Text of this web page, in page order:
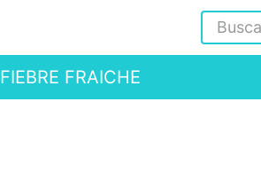
Buscar
FIEBRE FRAICHE